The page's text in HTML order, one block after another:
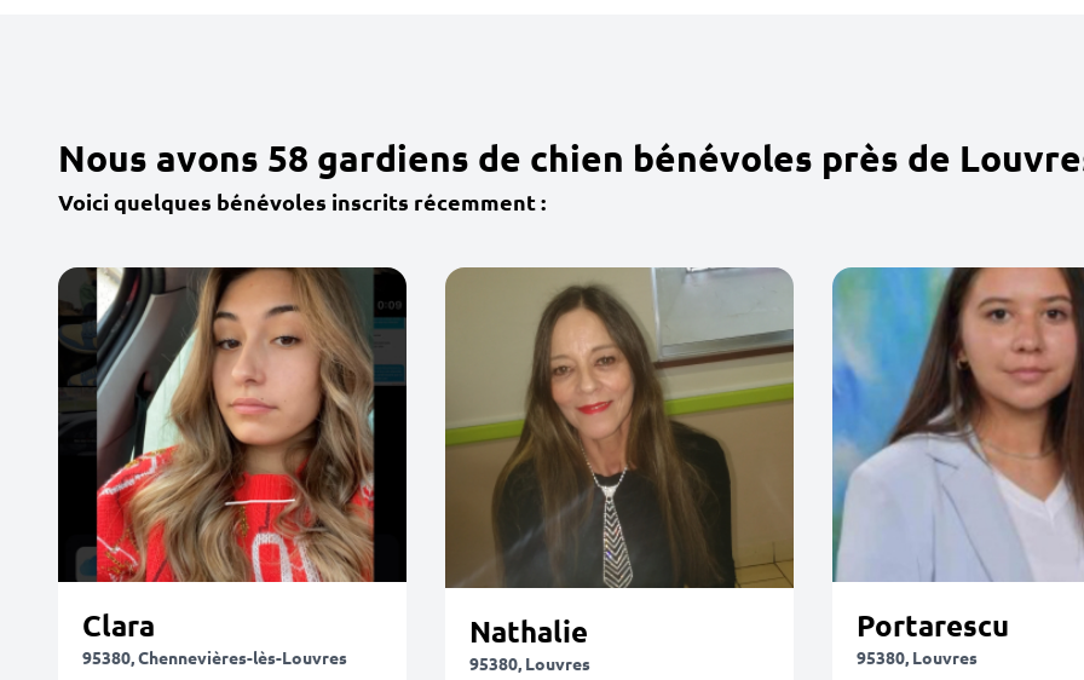
Nous avons 58 gardiens de chien bénévoles près de
Voici quelques bénévoles inscrits récemment :
Clara
95380, Chennevières-lès-Louvres
Nathalie
95380, Louvres
Portarescu
95380, Louvres